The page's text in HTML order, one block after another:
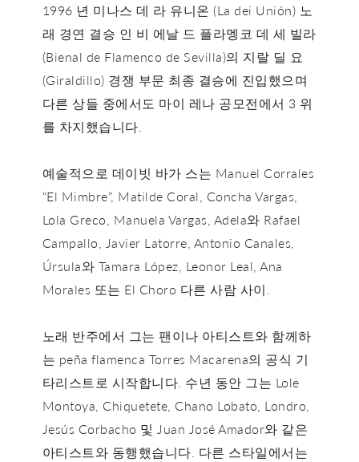
1996 년 미나스 데 라 유니온 (La dei Unión) 노
래 경연 결승 인 비 에날 드 플라멩코 데 세 빌라
(Bienal de Flamenco de Sevilla)의 지랄 딜 요
(Giraldillo) 경쟁 부문 최종 결승에 진입했으며
다른 상들 중에서도 마이 레나 공모전에서 3 위
를 차지했습니다.
예술적으로 데이빗 바가 스는 Manuel Corrales
“El Mimbre”, Matilde Coral, Concha Vargas,
Lola Greco, Manuela Vargas, Adela와 Rafael
Campallo, Javier Latorre, Antonio Canales,
Úrsula와 Tamara López, Leonor Leal, Ana
Morales 또는 El Choro 다른 사람 사이.
노래 반주에서 그는 팬이나 아티스트와 함께하
는 peña flamenca Torres Macarena의 공식 기
타리스트로 시작합니다. 수년 동안 그는 Lole
Montoya, Chiquetete, Chano Lobato, Londro,
Jesús Corbacho 및 Juan José Amador와 같은
아티스트와 동행했습니다. 다른 스타일에서는